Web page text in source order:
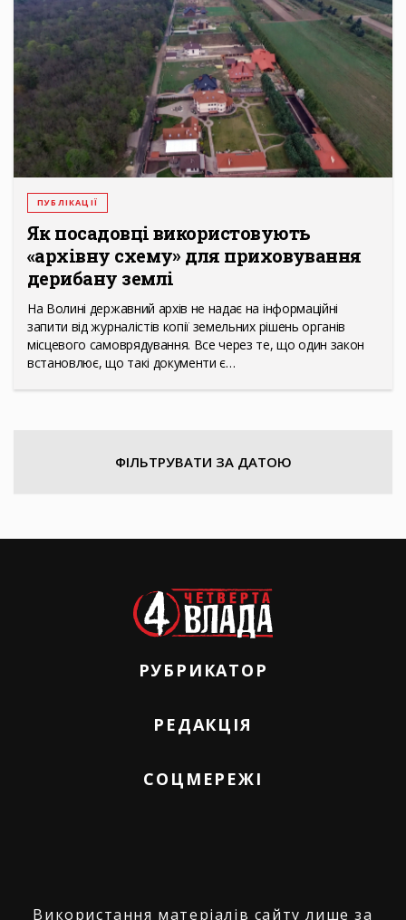
ПУБЛІКАЦІЇ
Як посадовці використовують
«архівну схему» для приховування
дерибану землі
На Волині державний архів не надає на інформаційні
запити від журналістів копії земельних рішень органів
місцевого самоврядування. Все через те, що один закон
встановлює, що такі документи є…
ФІЛЬТРУВАТИ ЗА ДАТОЮ
РУБРИКАТОР
РЕДАКЦІЯ
СОЦМЕРЕЖІ
Використання матеріалів сайту лише за